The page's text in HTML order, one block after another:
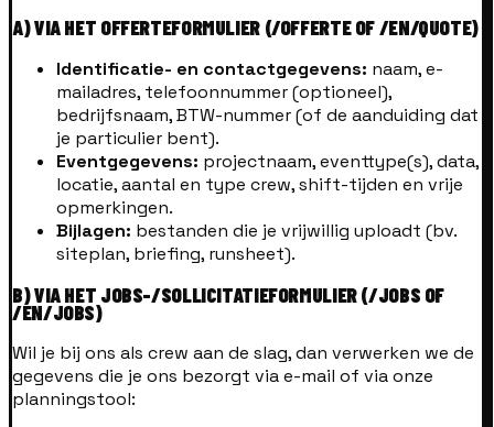
A) VIA HET OFFERTEFORMULIER (/OFFERTE OF /EN/QUOTE)
Identificatie- en contactgegevens: naam, e-
mailadres, telefoonnummer (optioneel),
bedrijfsnaam, BTW-nummer (of de aanduiding dat
je particulier bent).
Eventgegevens: projectnaam, eventtype(s), data,
locatie, aantal en type crew, shift-tijden en vrije
opmerkingen.
Bijlagen: bestanden die je vrijwillig uploadt (bv.
siteplan, briefing, runsheet).
B) VIA HET JOBS-/SOLLICITATIEFORMULIER (/JOBS OF
/EN/JOBS)
Wil je bij ons als crew aan de slag, dan verwerken we de
gegevens die je ons bezorgt via e-mail of via onze
planningstool: